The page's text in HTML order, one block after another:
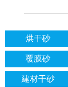
烘干砂
覆膜砂
建材干砂